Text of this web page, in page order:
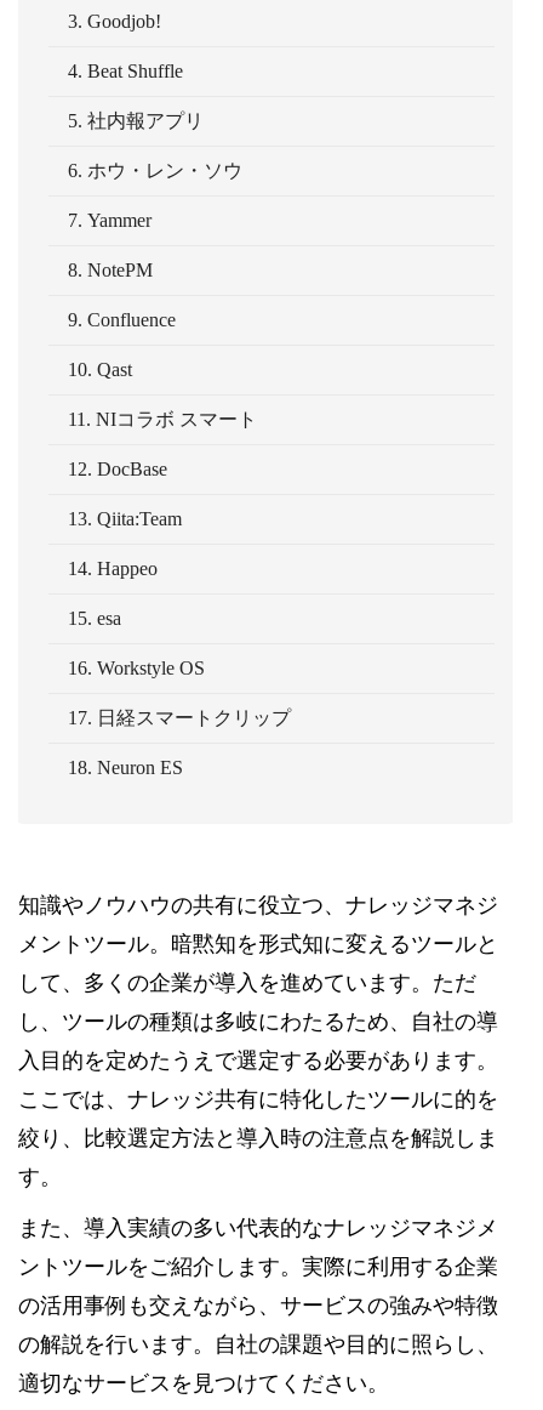
3. Goodjob!
4. Beat Shuffle
5. 社内報アプリ
6. ホウ・レン・ソウ
7. Yammer
8. NotePM
9. Confluence
10. Qast
11. NIコラボ スマート
12. DocBase
13. Qiita:Team
14. Happeo
15. esa
16. Workstyle OS
17. 日経スマートクリップ
18. Neuron ES
知識やノウハウの共有に役立つ、ナレッジマネジ
メントツール。暗黙知を形式知に変えるツールと
して、多くの企業が導入を進めています。ただ
し、ツールの種類は多岐にわたるため、自社の導
入目的を定めたうえで選定する必要があります。
ここでは、ナレッジ共有に特化したツールに的を
絞り、比較選定方法と導入時の注意点を解説しま
す。
また、導入実績の多い代表的なナレッジマネジメ
ントツールをご紹介します。実際に利用する企業
の活用事例も交えながら、サービスの強みや特徴
の解説を行います。自社の課題や目的に照らし、
適切なサービスを見つけてください。